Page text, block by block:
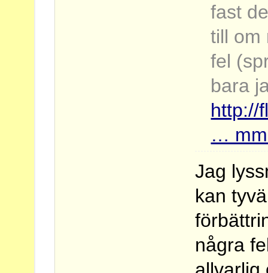
fast
till om
fel
bara
http://
…
Jag
kan
några